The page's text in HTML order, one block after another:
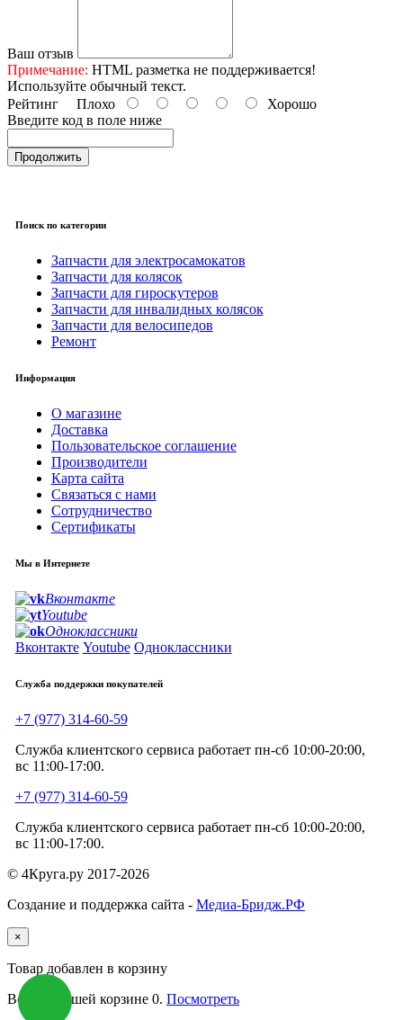
Ваш отзыв
Примечание: HTML разметка не поддерживается!
Используйте обычный текст.
Рейтинг Плохо
Хорошо
Введите код в поле ниже
Продолжить
Поиск по категории
Запчасти для электросамокатов
Запчасти для колясок
Запчасти для гироскутеров
Запчасти для инвалидных колясок
Запчасти для велосипедов
Ремонт
Информация
О магазине
Доставка
Пользовательское соглашение
Производители
Карта сайта
Связаться с нами
Сотрудничество
Сертификаты
Мы в Интернете
Вконтакте
Youtube
Одноклассники
Вконтакте Youtube Одноклассники
Служба поддержки покупателей
+7 (977) 314-60-59
Служба клиентского сервиса работает пн-сб 10:00-20:00,
вс 11:00-17:00.
+7 (977) 314-60-59
Служба клиентского сервиса работает пн-сб 10:00-20:00,
вс 11:00-17:00.
© 4Круга.ру 2017-2026
Создание и поддержка сайта - Медиа-Бридж.РФ
×
Товар добавлен в корзину
Всего в вашей корзине 0. Посмотреть